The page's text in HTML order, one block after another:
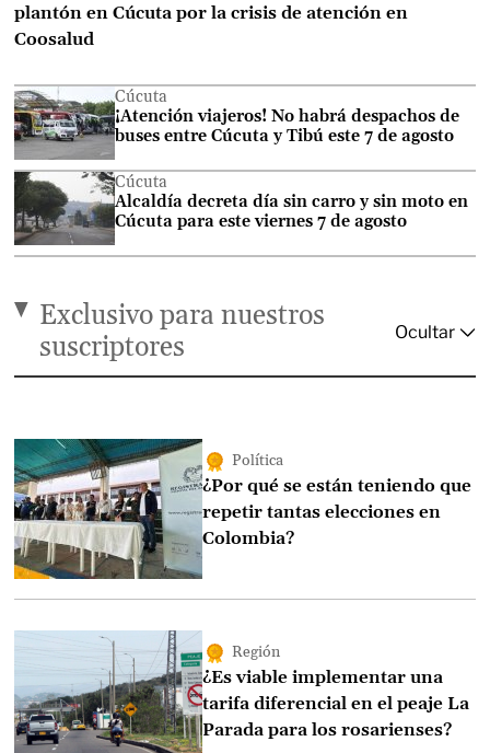
plantón en Cúcuta por la crisis de atención en
Coosalud
Cúcuta
¡Atención viajeros! No habrá despachos de
buses entre Cúcuta y Tibú este 7 de agosto
Cúcuta
Alcaldía decreta día sin carro y sin moto en
Cúcuta para este viernes 7 de agosto
Exclusivo para nuestros
suscriptores
Política
¿Por qué se están teniendo que
repetir tantas elecciones en
Colombia?
Región
¿Es viable implementar una
tarifa diferencial en el peaje La
Parada para los rosarienses?